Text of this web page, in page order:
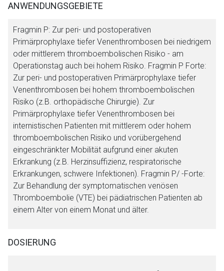
ANWENDUNGSGEBIETE
Fragmin P: Zur peri- und postoperativen
Primärprophylaxe tiefer Venenthrombosen bei niedrigem
oder mittlerem thromboembolischen Risiko - am
Operationstag auch bei hohem Risiko. Fragmin P Forte:
Zur peri- und postoperativen Primärprophylaxe tiefer
Venenthrombosen bei hohem thromboembolischen
Risiko (z.B. orthopädische Chirurgie). Zur
Primärprophylaxe tiefer Venenthrombosen bei
internistischen Patienten mit mittlerem oder hohem
thromboembolischen Risiko und vorübergehend
eingeschränkter Mobilität aufgrund einer akuten
Erkrankung (z.B. Herzinsuffizienz, respiratorische
Erkrankungen, schwere Infektionen). Fragmin P/ -Forte:
Zur Behandlung der symptomatischen venösen
Thromboembolie (VTE) bei pädiatrischen Patienten ab
einem Alter von einem Monat und älter.
DOSIERUNG